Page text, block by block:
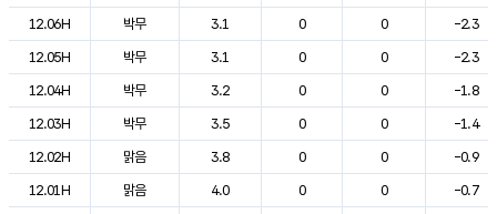
12.06H
박무 3.1 0 0
-2.3
12.05H
박무 3.1 0 0
-2.3
12.04H
박무 3.2 0 0
-1.8
12.03H
박무 3.5 0 0
-1.4
12.02H
맑음 3.8 0 0
-0.9
12.01H
맑음 4.0 0 0
-0.7